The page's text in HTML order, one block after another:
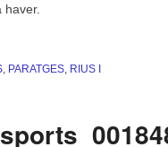
haver.
PARATGES RIUS I